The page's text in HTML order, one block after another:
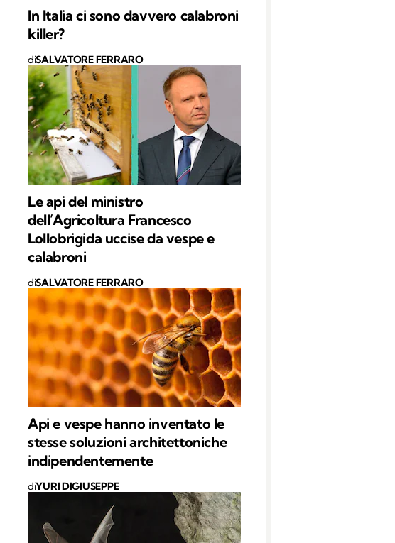
In Italia ci sono davvero calabroni
killer?
diSALVATORE FERRARO
Le api del ministro
dell’Agricoltura Francesco
Lollobrigida uccise da vespe e
calabroni
diSALVATORE FERRARO
Api e vespe hanno inventato le
stesse soluzioni architettoniche
indipendentemente
diYURI DIGIUSEPPE